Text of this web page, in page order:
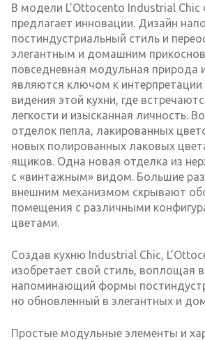
В модели L’Ottocento Industrial Chic
предлагает инновации. Дизайн
постиндустриальный стиль и
элегантным и домашним
повседневная модульная природа
являются ключом к интерпретации
видения этой кухни, где
легкости и изысканная личность.
отделок пепла, лакированных
новых полированных лаковых
ящиков. Одна новая отделка из
с «винтажным» видом. Большие
внешним механизмом скрывают
помещения с различными
цветами.
Создав кухню Industrial Chic,
изобретает свой стиль, воплощая
напоминающий формы
но обновленный в элегантных и
Простые модульные элементы и